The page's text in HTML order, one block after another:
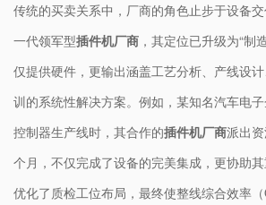
传统的买卖关系中，厂商的角色止步于设备
一代领军型插件机厂商 ，其定位已升级为“制
仅提供硬件，更输出涵盖工艺分析、产线设
训的系统性解决方案。例如，某知名汽车电
控制器生产线时，其合作的插件机厂商派出
个月，不仅完成了设备的完美集成，更协助其
优化了质检工位布局，最终使整线综合效率（